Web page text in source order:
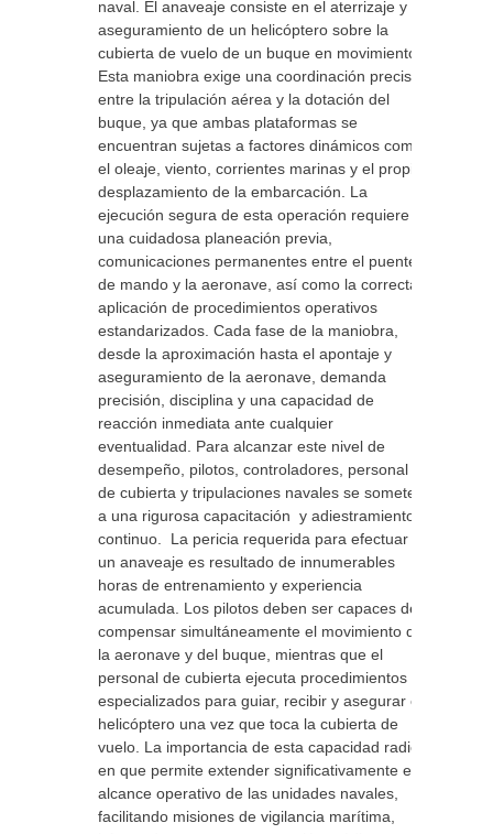
naval. El anaveaje consiste en el aterrizaje y
aseguramiento de un helicóptero sobre la
cubierta de vuelo de un buque en movimiento.
Esta maniobra exige una coordinación precisa
entre la tripulación aérea y la dotación del
buque, ya que ambas plataformas se
encuentran sujetas a factores dinámicos como
el oleaje, viento, corrientes marinas y el propio
desplazamiento de la embarcación. La
ejecución segura de esta operación requiere
una cuidadosa planeación previa,
comunicaciones permanentes entre el puente
de mando y la aeronave, así como la correcta
aplicación de procedimientos operativos
estandarizados. Cada fase de la maniobra,
desde la aproximación hasta el apontaje y
aseguramiento de la aeronave, demanda
precisión, disciplina y una capacidad de
reacción inmediata ante cualquier
eventualidad. Para alcanzar este nivel de
desempeño, pilotos, controladores, personal
de cubierta y tripulaciones navales se someten
a una rigurosa capacitación y adiestramiento
continuo. La pericia requerida para efectuar
un anaveaje es resultado de innumerables
horas de entrenamiento y experiencia
acumulada. Los pilotos deben ser capaces de
compensar simultáneamente el movimiento de
la aeronave y del buque, mientras que el
personal de cubierta ejecuta procedimientos
especializados para guiar, recibir y asegurar el
helicóptero una vez que toca la cubierta de
vuelo. La importancia de esta capacidad radica
en que permite extender significativamente el
alcance operativo de las unidades navales,
facilitando misiones de vigilancia marítima,